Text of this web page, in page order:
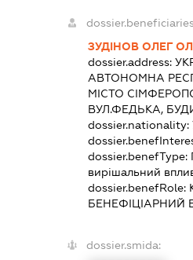
ЗУДІНОВ ОЛЕГ
dossier.address:
АВТОНОМНА
МІСТО
ВУЛ.ФЕДЬКА,
dossier.nationality:
dossier.benefType:
вирішальний
dossier.benefRole:
БЕНЕФІЦІАРНИЙ
dossier.smida: